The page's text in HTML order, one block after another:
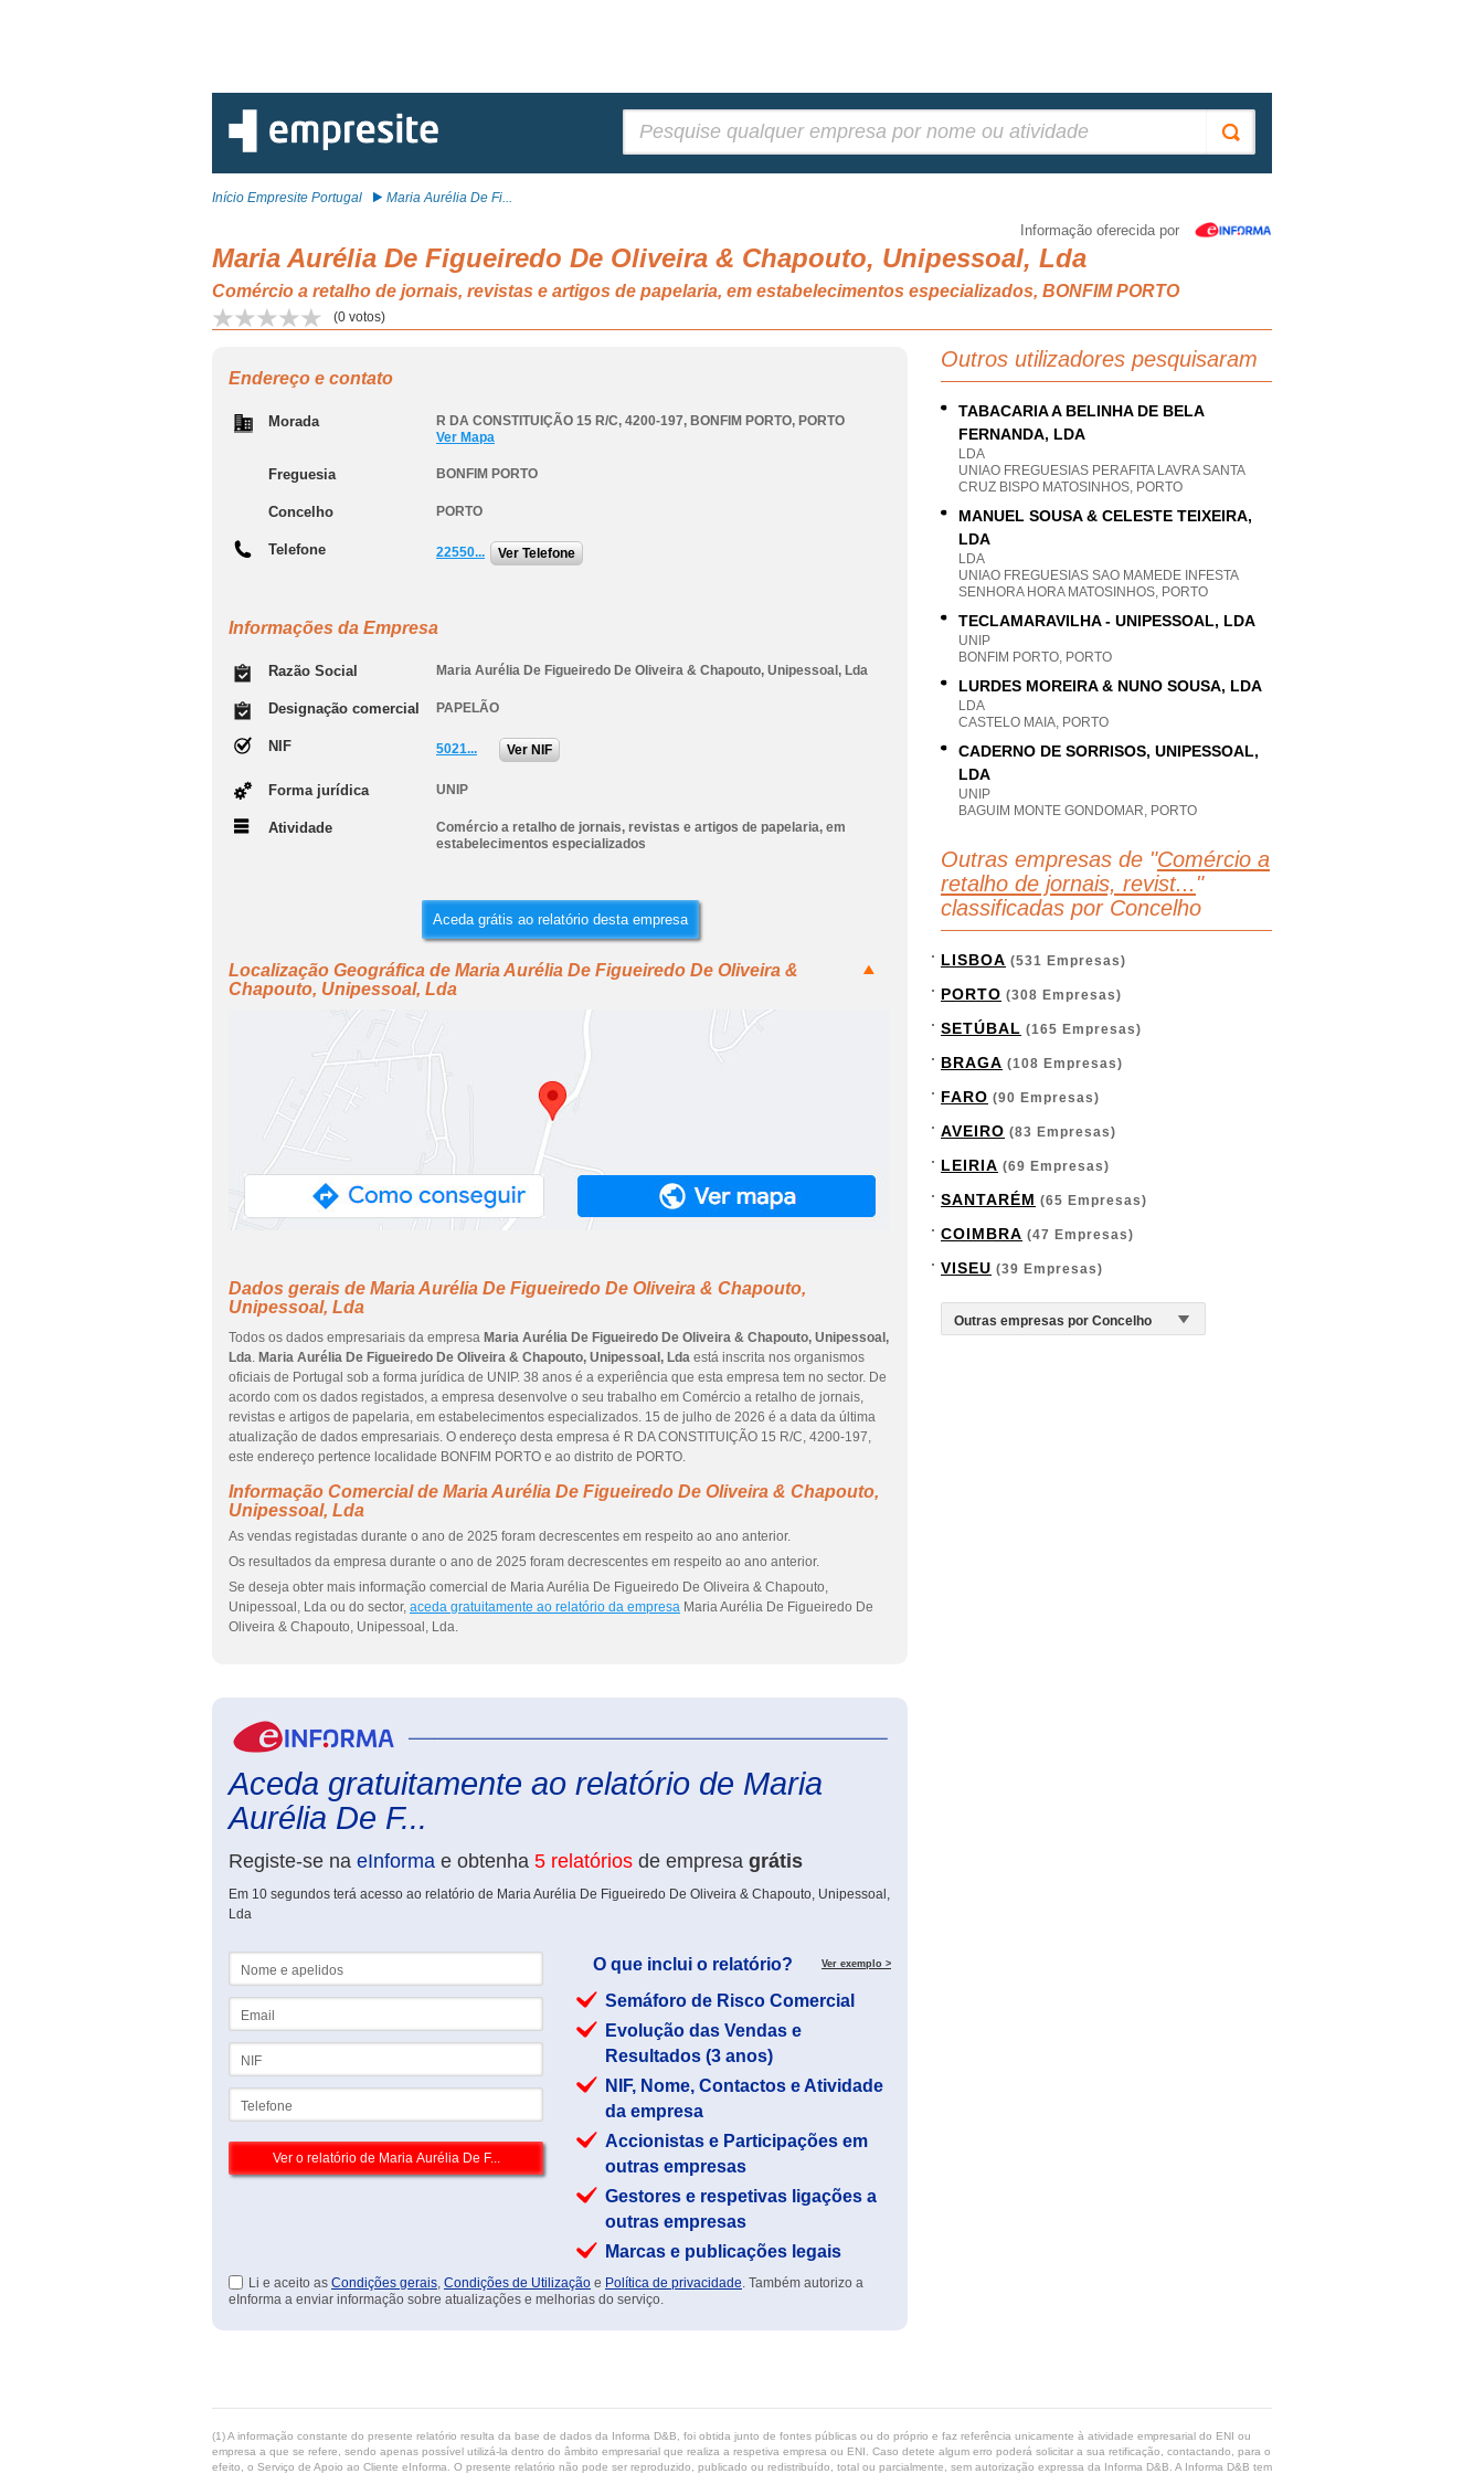
Início Empresite Portugal Maria Aurélia De Fi...
Informação oferecida por
Maria Aurélia De Figueiredo De Oliveira & Chapouto, Unipessoal, Lda
Comércio a retalho de jornais, revistas e artigos de papelaria, em estabelecimentos especializados, BONFIM PORTO
(0 votos)
Endereço e contato
Morada R DA CONSTITUIÇÃO 15 R/C, 4200-197, BONFIM PORTO, PORTO
Ver Mapa
Freguesia BONFIM PORTO
Concelho PORTO
Telefone 22550... Ver Telefone
Informações da Empresa
Razão Social Maria Aurélia De Figueiredo De Oliveira & Chapouto, Unipessoal, Lda
Designação comercial PAPELÃO
NIF 5021... Ver NIF
Forma jurídica UNIP
Atividade
Comércio a retalho de jornais, revistas e artigos de papelaria, em
estabelecimentos especializados
Aceda grátis ao relatório desta empresa
Localização Geográfica de Maria Aurélia De Figueiredo De Oliveira &
Chapouto, Unipessoal, Lda
Dados gerais de Maria Aurélia De Figueiredo De Oliveira & Chapouto,
Unipessoal, Lda
Todos os dados empresariais da empresa Maria Aurélia De Figueiredo De Oliveira & Chapouto, Unipessoal,
Lda. Maria Aurélia De Figueiredo De Oliveira & Chapouto, Unipessoal, Lda está inscrita nos organismos
oficiais de Portugal sob a forma jurídica de UNIP. 38 anos é a experiência que esta empresa tem no sector. De
acordo com os dados registados, a empresa desenvolve o seu trabalho em Comércio a retalho de jornais,
revistas e artigos de papelaria, em estabelecimentos especializados. 15 de julho de 2026 é a data da última
atualização de dados empresariais. O endereço desta empresa é R DA CONSTITUIÇÃO 15 R/C, 4200-197,
este endereço pertence localidade BONFIM PORTO e ao distrito de PORTO.
Informação Comercial de Maria Aurélia De Figueiredo De Oliveira & Chapouto,
Unipessoal, Lda
As vendas registadas durante o ano de 2025 foram decrescentes em respeito ao ano anterior.
Os resultados da empresa durante o ano de 2025 foram decrescentes em respeito ao ano anterior.
Se deseja obter mais informação comercial de Maria Aurélia De Figueiredo De Oliveira & Chapouto,
Unipessoal, Lda ou do sector, aceda gratuitamente ao relatório da empresa Maria Aurélia De Figueiredo De
Oliveira & Chapouto, Unipessoal, Lda.
Aceda gratuitamente ao relatório de Maria
Aurélia De F...
Registe-se na eInforma e obtenha 5 relatórios de empresa grátis
Em 10 segundos terá acesso ao relatório de Maria Aurélia De Figueiredo De Oliveira & Chapouto, Unipessoal,
Lda
O que inclui o relatório? Ver exemplo >
Semáforo de Risco Comercial
Evolução das Vendas e
Resultados (3 anos)
NIF, Nome, Contactos e Atividade
da empresa
Accionistas e Participações em
outras empresas
Gestores e respetivas ligações a
outras empresas
Marcas e publicações legais
Li e aceito as Condições gerais, Condições de Utilização e Política de privacidade. Também autorizo a
eInforma a enviar informação sobre atualizações e melhorias do serviço.
Outros utilizadores pesquisaram
TABACARIA A BELINHA DE BELA
FERNANDA, LDA
LDA
UNIAO FREGUESIAS PERAFITA LAVRA SANTA
CRUZ BISPO MATOSINHOS, PORTO
MANUEL SOUSA & CELESTE TEIXEIRA,
LDA
LDA
UNIAO FREGUESIAS SAO MAMEDE INFESTA
SENHORA HORA MATOSINHOS, PORTO
TECLAMARAVILHA - UNIPESSOAL, LDA
UNIP
BONFIM PORTO, PORTO
LURDES MOREIRA & NUNO SOUSA, LDA
LDA
CASTELO MAIA, PORTO
CADERNO DE SORRISOS, UNIPESSOAL,
LDA
UNIP
BAGUIM MONTE GONDOMAR, PORTO
Outras empresas de "Comércio a
retalho de jornais, revist... "
classificadas por Concelho
LISBOA (531 Empresas)
PORTO (308 Empresas)
SETÚBAL (165 Empresas)
BRAGA (108 Empresas)
FARO (90 Empresas)
AVEIRO (83 Empresas)
LEIRIA (69 Empresas)
SANTARÉM (65 Empresas)
COIMBRA (47 Empresas)
VISEU (39 Empresas)
(1) A informação constante do presente relatório resulta da base de dados da Informa D&B, foi obtida junto de fontes públicas ou do próprio e faz referência unicamente à atividade empresarial do ENI ou
empresa a que se refere, sendo apenas possível utilizá-la dentro do âmbito empresarial que realiza a respetiva empresa ou ENI. Caso detete algum erro poderá solicitar a sua retificação, contactando, para o
efeito, o Serviço de Apoio ao Cliente eInforma. O presente relatório não pode ser reproduzido, publicado ou redistribuído, total ou parcialmente, sem autorização expressa da Informa D&B. A Informa D&B tem